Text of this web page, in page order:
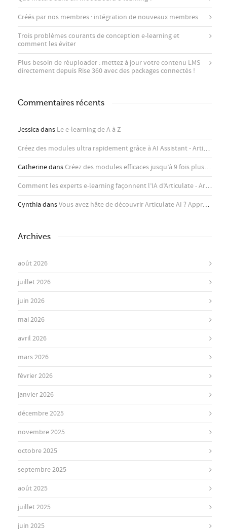
Créés par nos membres : intégration de nouveaux membres
Trois problèmes courants de conception e-learning et
comment les éviter
Plus besoin de réuploader : mettez à jour votre contenu LMS
directement depuis Rise 360 ​​avec des packages connectés !
Commentaires récents
Jessicadans Le e-learning de A à Z
Créez des modules ultra rapidement grâce à AI Assistant - Articulate
CatherinedansCréez des modules efficaces jusqu’à 9 fois plus rapidement avec l’assistant IA d’Articulate
Comment les experts e-learning façonnent l’IA d’Articulate - Articulate
CynthiadansVous avez hâte de découvrir Articulate AI ? Apprenez-en plus ici !
Archives
août 2026
juillet 2026
juin 2026
mai 2026
avril 2026
mars 2026
février 2026
janvier 2026
décembre 2025
novembre 2025
octobre 2025
septembre 2025
août 2025
juillet 2025
juin 2025